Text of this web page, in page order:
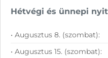
(printer/szkenner)
59 600Ft
KOSÁRBA
Hétvégi és ünnepi
• Augusztus 8. (szombat):
• Augusztus 15. (szombat):